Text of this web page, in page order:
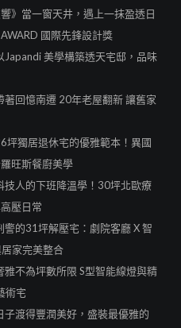
》當一窗天井，遇上一抹盈透日
國際先鋒設計獎
Japandi 美學構築透天宅邸，品味
著回憶南遷 20年老屋翻新 讓舊家
坪獨居退休宅的優雅範本！異國
旺斯餐廚美學
技人的下班降溫學！30坪北歐療
壓日常
警的31坪解壓宅：劇院客廳 X 智
家完美整合
雅不為坪數所限 S型智能線燈與精
術宅
子渡得豐潤美好，盛裝最優雅的